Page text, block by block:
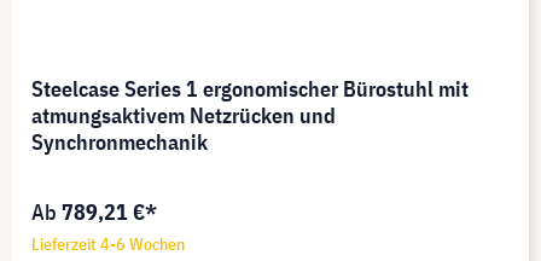
Steelcase Series 1 ergonomischer Bürostuhl mit
atmungsaktivem Netzrücken und
Synchronmechanik
Ab 789,21 €*
Lieferzeit 4-6 Wochen